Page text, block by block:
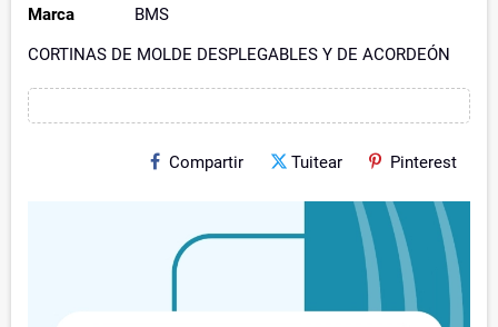
Marca
BMS
CORTINAS DE MOLDE DESPLEGABLES Y DE ACORDEÓN
Compartir Tuitear Pinterest